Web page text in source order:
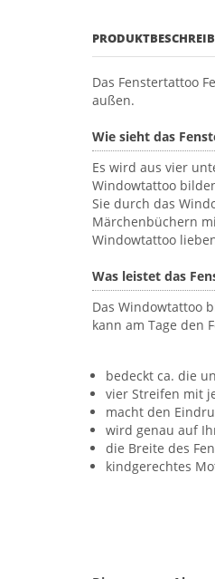
Das Fenstertattoo
außen.
Wie sieht das
Es wird aus vier
Windowtattoo
Sie durch das
Märchenbüchern
Windowtattoo
Was leistet das
Das Windowtattoo
kann am Tage den
bedeckt ca. die
vier Streifen mit
macht den
wird genau auf
die Breite des
kindgerechtes